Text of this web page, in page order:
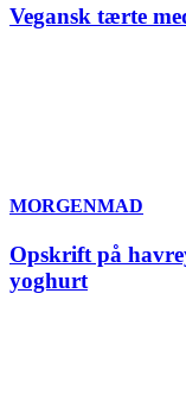
Vegansk tærte
MORGENMAD
Opskrift på
yoghurt